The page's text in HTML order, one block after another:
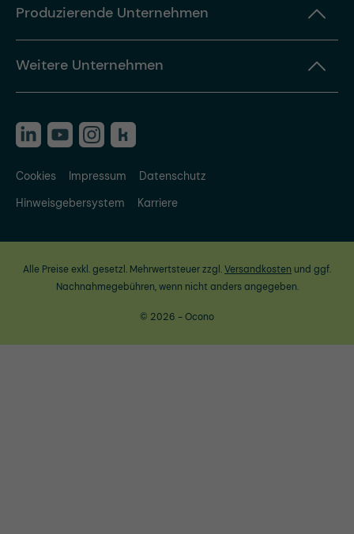
Produzierende Unternehmen
Weitere Unternehmen
Cookies Impressum
Datenschutz
Hinweisgebersystem
Karriere
Alle Preise exkl. gesetzl. Mehrwertsteuer zzgl.Versandkosten und ggf.
Nachnahmegebühren, wenn nicht anders angegeben.
© 2026 - Ocono